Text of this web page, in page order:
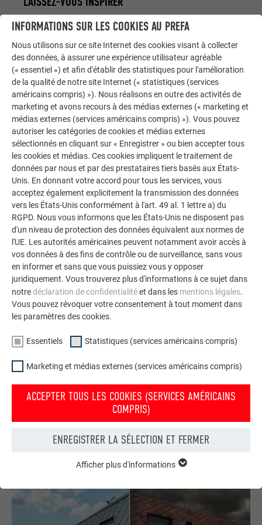
La galerie de références PREFA démontre la
polyvalence de l’aluminium. Découvrez d’autres projets
impressionnants avec les solutions en aluminium
durables de PREFA pour toitures, systèmes solaires et
façades.
VOIR DAVANTAGE DE RÉFÉRENCES
Commander gratuitement des prospectus PREFA
Toiture, façade, solaire, gouttières et protection contre les
est non seulement jolie, mais aussi bien protégée !
COMMANDER GRATUITEMENT
INFORMATIONS SUR LES COOKIES AU PREFA
Nous utilisons sur ce site Internet des cookies visant à collecter
des données, à assurer une expérience utilisateur agréable
(« essentiel ») et afin d'établir des statistiques pour l'amélioration
de la qualité de notre site Internet (« statistiques (services
américains compris) »). Nous réalisons en outre des activités de
marketing et avons recours à des médias externes (« marketing et
médias externes (services américains compris) »). Vous pouvez
autoriser les catégories de cookies et médias externes
sélectionnés en cliquant sur « Enregistrer » ou bien accepter tous
les cookies et médias. Ces cookies impliquent le traitement de
données par nous et par des prestataires tiers basés aux États-
Unis. En donnant votre accord pour tous les services, vous
acceptez également explicitement la transmission des données
vers les États-Unis conformément à l'art. 49 al. 1 lettre a) du
RGPD. Nous vous informons que les États-Unis ne disposent pas
d'un niveau de protection des données équivalent aux normes de
l'UE. Les autorités américaines peuvent notamment avoir accès à
vos données à des fins de contrôle ou de surveillance, sans vous
en informer et sans que vous puissiez vous y opposer
juridiquement. Vous trouverez plus d'informations à ce sujet dans
notredéclaration de confidentialitéet dans les mentions légales.
Vous pouvez révoquer votre consentement à tout moment dans
les paramètres des cookies.
Essentiels Statistiques (services américains compris)
Marketing et médias externes (services américains compris)
ACCEPTER TOUS LES COOKIES (SERVICES AMÉRICAINS
COMPRIS)
ENREGISTRER LA SÉLECTION ET FERMER
fonctions de base du site Internet. Ils garantissent que le site
Internet fonctionne correctement.
Afficher plus d'informations